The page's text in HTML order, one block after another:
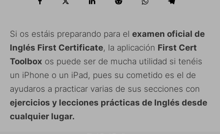
Si os estáis preparando para el examen oficial de
Inglés First Certificate, la aplicación First Cert
Toolbox os puede ser de mucha utilidad si tenéis
un iPhone o un iPad, pues su cometido es el de
ayudaros a practicar varias de sus secciones con
ejercicios y lecciones prácticas de Inglés desde
cualquier lugar.